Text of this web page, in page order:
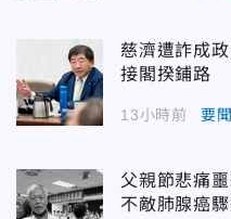
慈濟遭詐成
接閣揆鋪路
13小時前 要聞
父親節悲痛
不敵肺腺癌